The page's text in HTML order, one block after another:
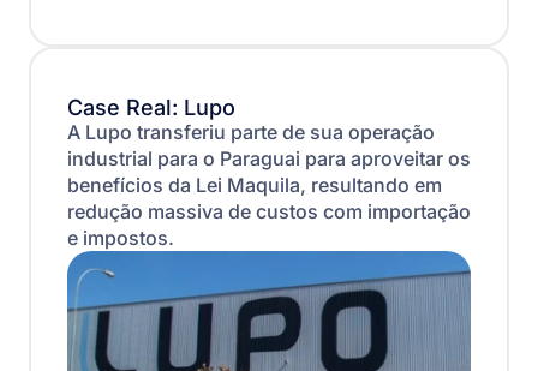
Case Real: Lupo
A Lupo transferiu parte de sua operação
industrial para o Paraguai para aproveitar os
benefícios da Lei Maquila, resultando em
redução massiva de custos com importação
e impostos.